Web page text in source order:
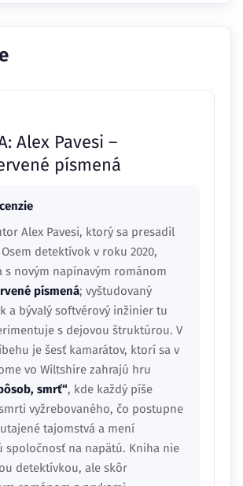
Alex Pavesi –
písmená
Alex Pavesi, ktorý sa presadil
detektívok v roku 2020,
s novým napínavým románom
písmená; vyštudovaný
a bývalý softvérový inžinier tu
s dejovou štruktúrou. V
je šesť kamarátov, ktorí sa v
vo Wiltshire zahrajú hru
smrť“, kde každý píše
vyžrebovaného, čo postupne
tajomstvá a mení
spoločnosť na napätú. Kniha nie
detektívkou, ale skôr